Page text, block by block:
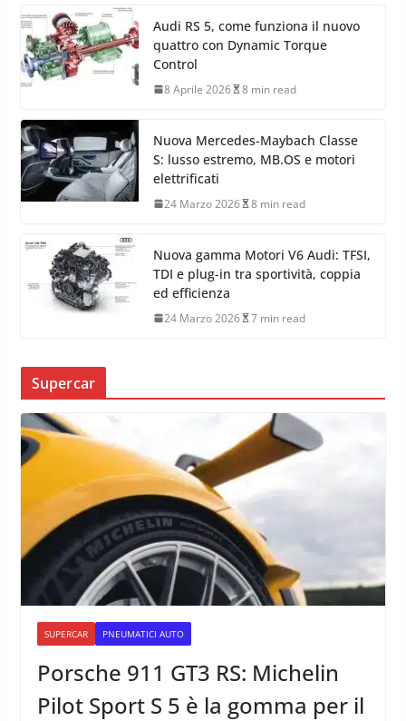
Audi RS 5, come funziona il nuovo
quattro con Dynamic Torque
Control
8 Aprile 2026 8 min read
Nuova Mercedes-Maybach Classe
S: lusso estremo, MB.OS e motori
elettrificati
24 Marzo 2026 8 min read
Nuova gamma Motori V6 Audi: TFSI,
TDI e plug-in tra sportività, coppia
ed efficienza
24 Marzo 2026 7 min read
Supercar
SUPERCAR PNEUMATICI AUTO
Porsche 911 GT3 RS: Michelin
Pilot Sport S 5 è la gomma per il